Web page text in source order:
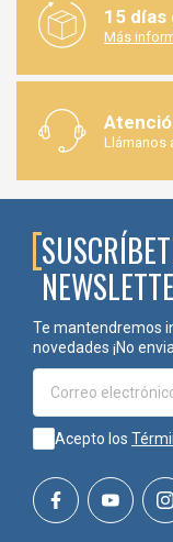
15 días
Más
Llámanos
Te mantendremos
novedades ¡No
Acepto los